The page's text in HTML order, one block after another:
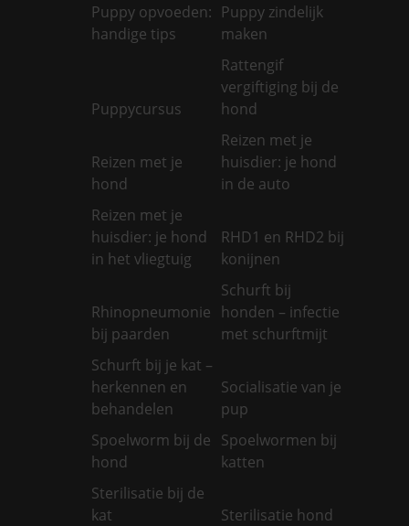
Puppy opvoeden:
handige tips
Puppy zindelijk
maken
Puppycursus
Rattengif
vergiftiging bij de
hond
Reizen met je
hond
Reizen met je
huisdier: je hond
in de auto
Reizen met je
huisdier: je hond
in het vliegtuig
RHD1 en RHD2 bij
konijnen
Rhinopneumonie
bij paarden
Schurft bij
honden – infectie
met schurftmijt
Schurft bij je kat –
herkennen en
behandelen
Socialisatie van je
pup
Spoelworm bij de
hond
Spoelwormen bij
katten
Sterilisatie bij de
kat
Sterilisatie hond